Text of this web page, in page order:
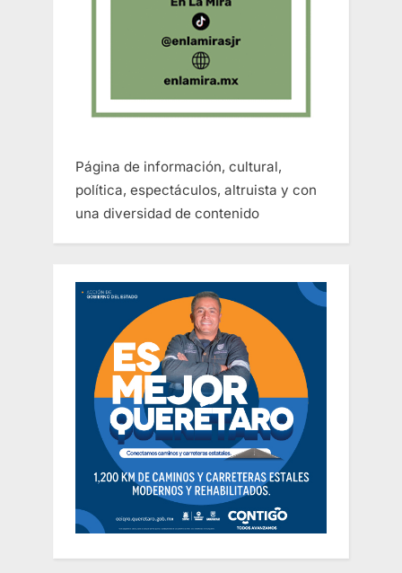
Página de información, cultural,
política, espectáculos, altruista y con
una diversidad de contenido